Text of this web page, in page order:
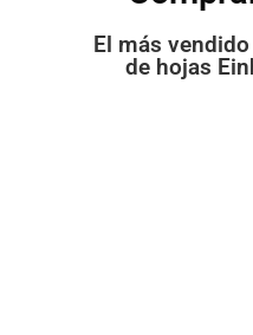
El más
de hojas